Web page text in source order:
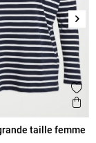
taille femme